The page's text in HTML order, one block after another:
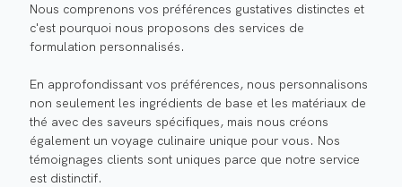
Nous comprenons vos préférences gustatives distinctes et
c'est pourquoi nous proposons des services de
formulation personnalisés.
En approfondissant vos préférences, nous personnalisons
non seulement les ingrédients de base et les matériaux de
thé avec des saveurs spécifiques, mais nous créons
également un voyage culinaire unique pour vous. Nos
témoignages clients sont uniques parce que notre service
est distinctif.